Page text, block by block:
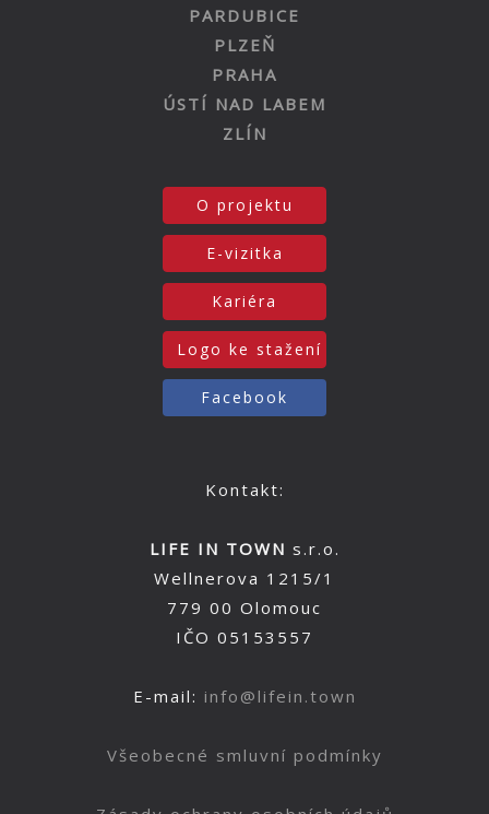
PARDUBICE
PLZEŇ
PRAHA
ÚSTÍ NAD LABEM
ZLÍN
O projektu
E-vizitka
Kariéra
Logo ke stažení
Facebook
Kontakt:
LIFE IN TOWN s.r.o.
Wellnerova 1215/1
779 00 Olomouc
IČO 05153557
E-mail: info@lifein.town
Všeobecné smluvní podmínky